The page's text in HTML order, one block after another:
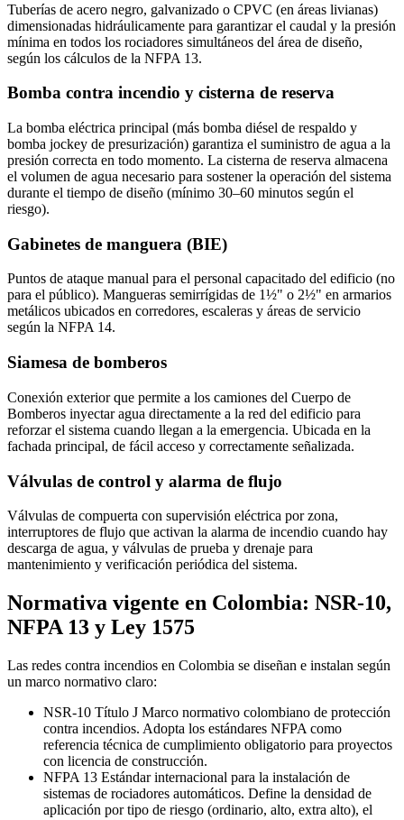
Tuberías de acero negro, galvanizado o CPVC (en áreas livianas)
dimensionadas hidráulicamente para garantizar el caudal y la presión
mínima en todos los rociadores simultáneos del área de diseño,
según los cálculos de la NFPA 13.
Bomba contra incendio y cisterna de reserva
La bomba eléctrica principal (más bomba diésel de respaldo y
bomba jockey de presurización) garantiza el suministro de agua a la
presión correcta en todo momento. La cisterna de reserva almacena
el volumen de agua necesario para sostener la operación del sistema
durante el tiempo de diseño (mínimo 30–60 minutos según el
riesgo).
Gabinetes de manguera (BIE)
Puntos de ataque manual para el personal capacitado del edificio (no
para el público). Mangueras semirrígidas de 1½" o 2½" en armarios
metálicos ubicados en corredores, escaleras y áreas de servicio
según la NFPA 14.
Siamesa de bomberos
Conexión exterior que permite a los camiones del Cuerpo de
Bomberos inyectar agua directamente a la red del edificio para
reforzar el sistema cuando llegan a la emergencia. Ubicada en la
fachada principal, de fácil acceso y correctamente señalizada.
Válvulas de control y alarma de flujo
Válvulas de compuerta con supervisión eléctrica por zona,
interruptores de flujo que activan la alarma de incendio cuando hay
descarga de agua, y válvulas de prueba y drenaje para
mantenimiento y verificación periódica del sistema.
Normativa vigente en Colombia: NSR-10,
NFPA 13 y Ley 1575
Las redes contra incendios en Colombia se diseñan e instalan según
un marco normativo claro:
NSR-10 Título J Marco normativo colombiano de protección
contra incendios. Adopta los estándares NFPA como
referencia técnica de cumplimiento obligatorio para proyectos
con licencia de construcción.
NFPA 13 Estándar internacional para la instalación de
sistemas de rociadores automáticos. Define la densidad de
aplicación por tipo de riesgo (ordinario, alto, extra alto), el